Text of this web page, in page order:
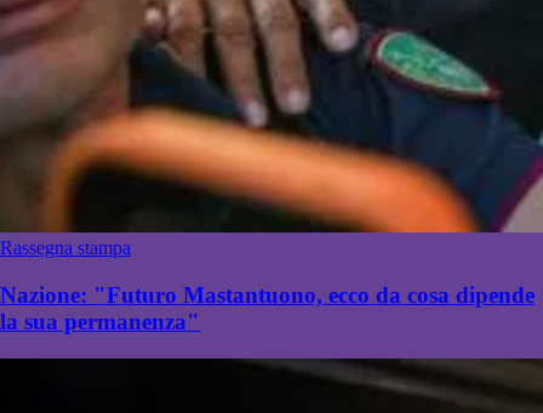
Rassegna stampa
Nazione: "Futuro Mastantuono, ecco da cosa dipende
la sua permanenza"